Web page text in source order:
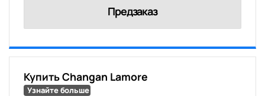
Предзаказ
Купить Changan Lamore
Узнайте больше